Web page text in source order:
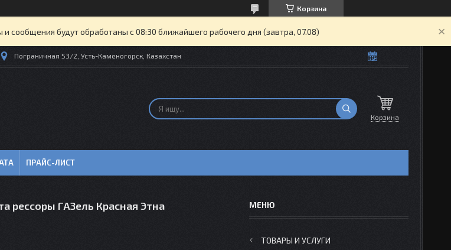
Корзина
сообщения будут обработаны с 08:30 ближайшего рабочего дня (завтра, 07.08)
Пограничная 53/2, Усть-Каменогорск, Казахстан
Корзина
ПРАЙС-ЛИСТ
рессоры ГАЗель Красная Этна
ТОВАРЫ И УСЛУГИ